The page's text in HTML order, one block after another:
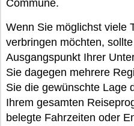
Commune.
Wenn Sie möglichst viele
verbringen möchten,
Ausgangspunkt Ihrer
Sie dagegen mehrere
Sie die gewünschte Lage
Ihrem gesamten
belegte Fahrzeiten oder